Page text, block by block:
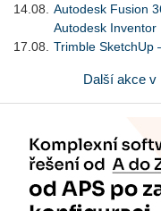
14.08.
Autodesk Fusion
Autodesk Inventor
17.08.
Trimble SketchUp
Další akce v